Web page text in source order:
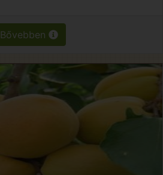
Bővebben